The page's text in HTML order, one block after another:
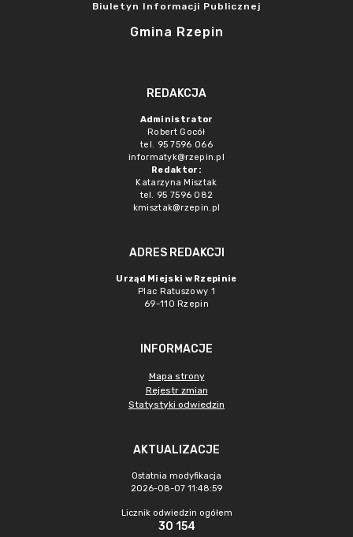
Biuletyn Informacji Publicznej
Gmina Rzepin
REDAKCJA
Administrator
Robert Gocół
tel. 95 7596 066
informatyk@rzepin.pl
Redaktor:
Katarzyna Misztak
tel. 95 7596 082
kmisztak@rzepin.pl
ADRES REDAKCJI
Urząd Miejski w Rzepinie
Plac Ratuszowy 1
69-110 Rzepin
INFORMACJE
Mapa strony
Rejestr zmian
Statystyki odwiedzin
AKTUALIZACJE
Ostatnia modyfikacja
2026-08-07 11:48:59
Licznik odwiedzin ogółem
30 154